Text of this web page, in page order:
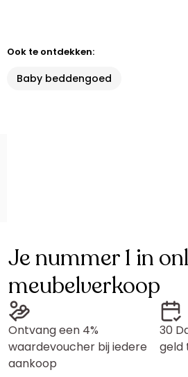
Ook te ontdekken:
Baby beddengoed
Je nummer 1 in
meubelverkoop
Ontvang een 4%
waardevoucher bij iedere
aankoop
30
geld